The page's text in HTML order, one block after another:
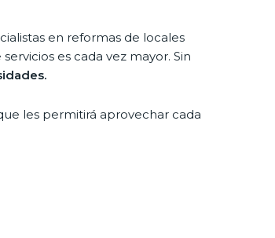
en reformas de locales
es cada vez mayor. Sin
les permitirá aprovechar cada